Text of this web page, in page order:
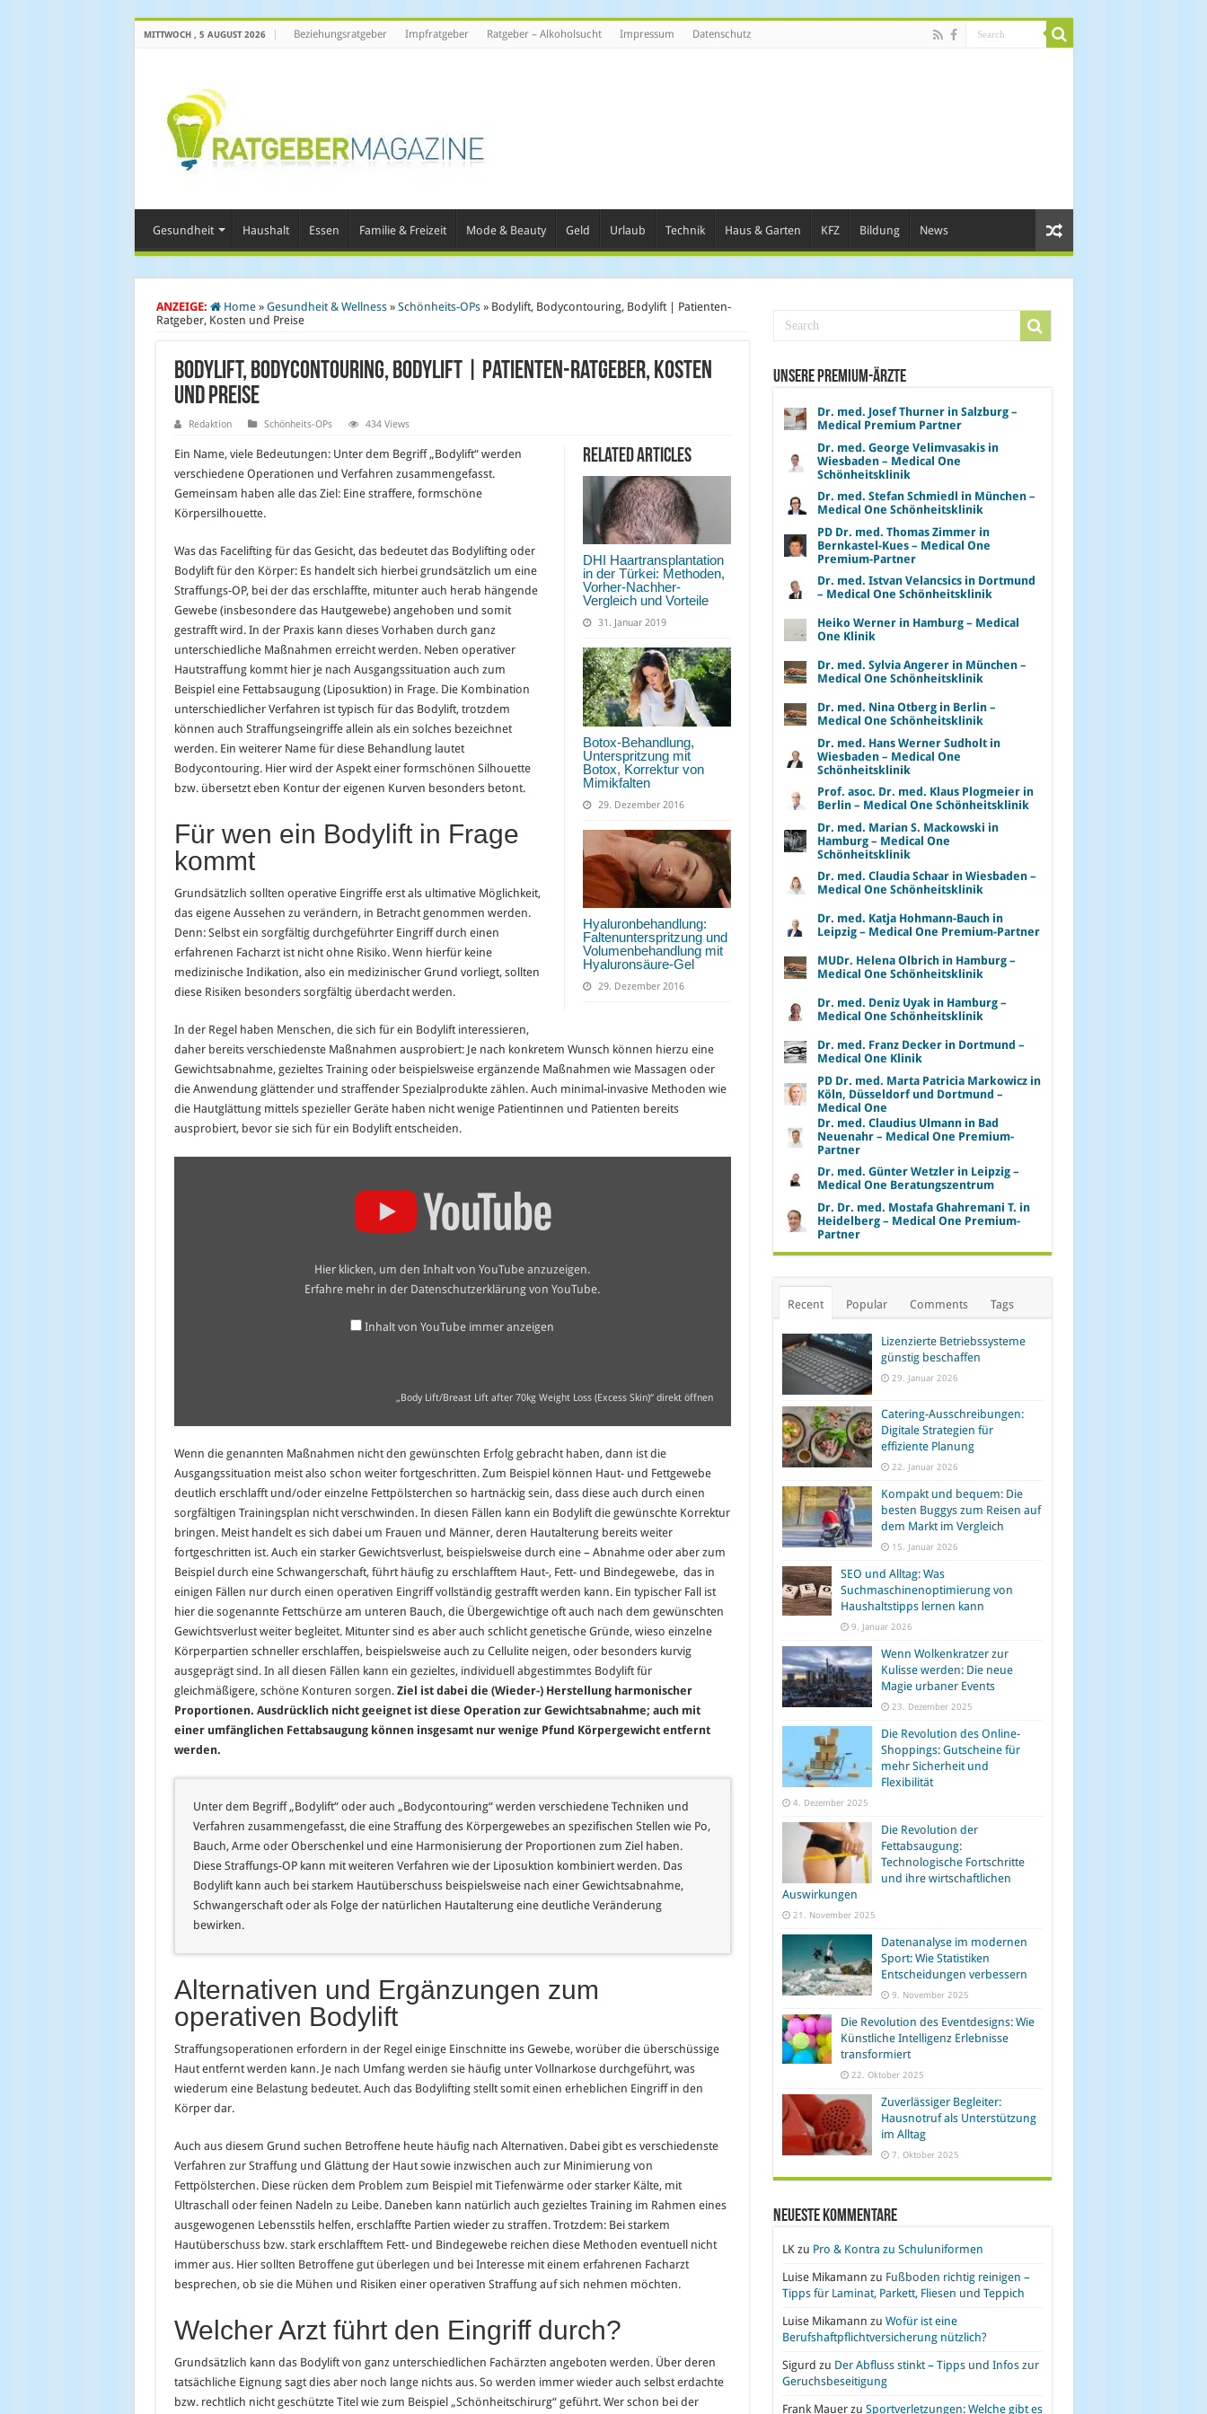
MITTWOCH , 5 AUGUST 2026 Beziehungsratgeber Impfratgeber Ratgeber – Alkoholsucht Impressum Datenschutz
Gesundheit Haushalt Essen Familie & Freizeit Mode & Beauty Geld Urlaub Technik Haus & Garten KFZ Bildung News
ANZEIGE: Home » Gesundheit & Wellness » Schönheits-OPs » Bodylift, Bodycontouring, Bodylift | Patienten-
Ratgeber, Kosten und Preise
Bodylift, Bodycontouring, Bodylift | Patienten-Ratgeber, Kosten
und Preise
Redaktion Schönheits-OPs 434 Views
Related Articles
DHI Haartransplantation
in der Türkei: Methoden,
Vorher-Nachher-
Vergleich und Vorteile
31. Januar 2019
Botox-Behandlung,
Unterspritzung mit
Botox, Korrektur von
Mimikfalten
29. Dezember 2016
Hyaluronbehandlung:
Faltenunterspritzung und
Volumenbehandlung mit
Hyaluronsäure-Gel
29. Dezember 2016
Ein Name, viele Bedeutungen: Unter dem Begriff „Bodylift“ werden
verschiedene Operationen und Verfahren zusammengefasst.
Gemeinsam haben alle das Ziel: Eine straffere, formschöne
Körpersilhouette.
Was das Facelifting für das Gesicht, das bedeutet das Bodylifting oder
Bodylift für den Körper: Es handelt sich hierbei grundsätzlich um eine
Straffungs-OP, bei der das erschlaffte, mitunter auch herab hängende
Gewebe (insbesondere das Hautgewebe) angehoben und somit
gestrafft wird. In der Praxis kann dieses Vorhaben durch ganz
unterschiedliche Maßnahmen erreicht werden. Neben operativer
Hautstraffung kommt hier je nach Ausgangssituation auch zum
Beispiel eine Fettabsaugung (Liposuktion) in Frage. Die Kombination
unterschiedlicher Verfahren ist typisch für das Bodylift, trotzdem
können auch Straffungseingriffe allein als ein solches bezeichnet
werden. Ein weiterer Name für diese Behandlung lautet
Bodycontouring. Hier wird der Aspekt einer formschönen Silhouette
bzw. übersetzt eben Kontur der eigenen Kurven besonders betont.
Für wen ein Bodylift in Frage
kommt
Grundsätzlich sollten operative Eingriffe erst als ultimative Möglichkeit,
das eigene Aussehen zu verändern, in Betracht genommen werden.
Denn: Selbst ein sorgfältig durchgeführter Eingriff durch einen
erfahrenen Facharzt ist nicht ohne Risiko. Wenn hierfür keine
medizinische Indikation, also ein medizinischer Grund vorliegt, sollten
diese Risiken besonders sorgfältig überdacht werden.
In der Regel haben Menschen, die sich für ein Bodylift interessieren,
daher bereits verschiedenste Maßnahmen ausprobiert: Je nach konkretem Wunsch können hierzu eine
Gewichtsabnahme, gezieltes Training oder beispielsweise ergänzende Maßnahmen wie Massagen oder
die Anwendung glättender und straffender Spezialprodukte zählen. Auch minimal-invasive Methoden wie
die Hautglättung mittels spezieller Geräte haben nicht wenige Patientinnen und Patienten bereits
ausprobiert, bevor sie sich für ein Bodylift entscheiden.
Hier klicken, um den Inhalt von YouTube anzuzeigen.
Erfahre mehr in der Datenschutzerklärung von YouTube.
Inhalt von YouTube immer anzeigen
„Body Lift/Breast Lift after 70kg Weight Loss (Excess Skin)“ direkt öffnen
Wenn die genannten Maßnahmen nicht den gewünschten Erfolg gebracht haben, dann ist die
Ausgangssituation meist also schon weiter fortgeschritten. Zum Beispiel können Haut- und Fettgewebe
deutlich erschlafft und/oder einzelne Fettpölsterchen so hartnäckig sein, dass diese auch durch einen
sorgfältigen Trainingsplan nicht verschwinden. In diesen Fällen kann ein Bodylift die gewünschte Korrektur
bringen. Meist handelt es sich dabei um Frauen und Männer, deren Hautalterung bereits weiter
fortgeschritten ist. Auch ein starker Gewichtsverlust, beispielsweise durch eine – Abnahme oder aber zum
Beispiel durch eine Schwangerschaft, führt häufig zu erschlafftem Haut-, Fett- und Bindegewebe, das in
einigen Fällen nur durch einen operativen Eingriff vollständig gestrafft werden kann. Ein typischer Fall ist
hier die sogenannte Fettschürze am unteren Bauch, die Übergewichtige oft auch nach dem gewünschten
Gewichtsverlust weiter begleitet. Mitunter sind es aber auch schlicht genetische Gründe, wieso einzelne
Körperpartien schneller erschlaffen, beispielsweise auch zu Cellulite neigen, oder besonders kurvig
ausgeprägt sind. In all diesen Fällen kann ein gezieltes, individuell abgestimmtes Bodylift für
gleichmäßigere, schöne Konturen sorgen. Ziel ist dabei die (Wieder-) Herstellung harmonischer
Proportionen. Ausdrücklich nicht geeignet ist diese Operation zur Gewichtsabnahme; auch mit
einer umfänglichen Fettabsaugung können insgesamt nur wenige Pfund Körpergewicht entfernt
werden.
Unter dem Begriff „Bodylift“ oder auch „Bodycontouring“ werden verschiedene Techniken und
Verfahren zusammengefasst, die eine Straffung des Körpergewebes an spezifischen Stellen wie Po,
Bauch, Arme oder Oberschenkel und eine Harmonisierung der Proportionen zum Ziel haben.
Diese Straffungs-OP kann mit weiteren Verfahren wie der Liposuktion kombiniert werden. Das
Bodylift kann auch bei starkem Hautüberschuss beispielsweise nach einer Gewichtsabnahme,
Schwangerschaft oder als Folge der natürlichen Hautalterung eine deutliche Veränderung
bewirken.
Alternativen und Ergänzungen zum
operativen Bodylift
Straffungsoperationen erfordern in der Regel einige Einschnitte ins Gewebe, worüber die überschüssige
Haut entfernt werden kann. Je nach Umfang werden sie häufig unter Vollnarkose durchgeführt, was
wiederum eine Belastung bedeutet. Auch das Bodylifting stellt somit einen erheblichen Eingriff in den
Körper dar.
Auch aus diesem Grund suchen Betroffene heute häufig nach Alternativen. Dabei gibt es verschiedenste
Verfahren zur Straffung und Glättung der Haut sowie inzwischen auch zur Minimierung von
Fettpölsterchen. Diese rücken dem Problem zum Beispiel mit Tiefenwärme oder starker Kälte, mit
Ultraschall oder feinen Nadeln zu Leibe. Daneben kann natürlich auch gezieltes Training im Rahmen eines
ausgewogenen Lebensstils helfen, erschlaffte Partien wieder zu straffen. Trotzdem: Bei starkem
Hautüberschuss bzw. stark erschlafftem Fett- und Bindegewebe reichen diese Methoden eventuell nicht
immer aus. Hier sollten Betroffene gut überlegen und bei Interesse mit einem erfahrenen Facharzt
besprechen, ob sie die Mühen und Risiken einer operativen Straffung auf sich nehmen möchten.
Welcher Arzt führt den Eingriff durch?
Grundsätzlich kann das Bodylift von ganz unterschiedlichen Fachärzten angeboten werden. Über deren
tatsächliche Eignung sagt dies aber noch lange nichts aus. So werden immer wieder auch selbst erdachte
bzw. rechtlich nicht geschützte Titel wie zum Beispiel „Schönheitschirurg“ geführt. Wer schon bei der
Unsere Premium-Ärzte
Dr. med. Josef Thurner in Salzburg –
Medical Premium Partner
Dr. med. George Velimvasakis in
Wiesbaden – Medical One
Schönheitsklinik
Dr. med. Stefan Schmiedl in München –
Medical One Schönheitsklinik
PD Dr. med. Thomas Zimmer in
Bernkastel-Kues – Medical One
Premium-Partner
Dr. med. Istvan Velancsics in Dortmund
– Medical One Schönheitsklinik
Heiko Werner in Hamburg – Medical
One Klinik
Dr. med. Sylvia Angerer in München –
Medical One Schönheitsklinik
Dr. med. Nina Otberg in Berlin –
Medical One Schönheitsklinik
Dr. med. Hans Werner Sudholt in
Wiesbaden – Medical One
Schönheitsklinik
Prof. asoc. Dr. med. Klaus Plogmeier in
Berlin – Medical One Schönheitsklinik
Dr. med. Marian S. Mackowski in
Hamburg – Medical One
Schönheitsklinik
Dr. med. Claudia Schaar in Wiesbaden –
Medical One Schönheitsklinik
Dr. med. Katja Hohmann-Bauch in
Leipzig – Medical One Premium-Partner
MUDr. Helena Olbrich in Hamburg –
Medical One Schönheitsklinik
Dr. med. Deniz Uyak in Hamburg –
Medical One Schönheitsklinik
Dr. med. Franz Decker in Dortmund –
Medical One Klinik
PD Dr. med. Marta Patricia Markowicz in
Köln, Düsseldorf und Dortmund –
Medical One
Dr. med. Claudius Ulmann in Bad
Neuenahr – Medical One Premium-
Partner
Dr. med. Günter Wetzler in Leipzig –
Medical One Beratungszentrum
Dr. Dr. med. Mostafa Ghahremani T. in
Heidelberg – Medical One Premium-
Partner
Recent Popular Comments Tags
Lizenzierte Betriebssysteme
günstig beschaffen
29. Januar 2026
Catering-Ausschreibungen:
Digitale Strategien für
effiziente Planung
22. Januar 2026
Kompakt und bequem: Die
besten Buggys zum Reisen auf
dem Markt im Vergleich
15. Januar 2026
SEO und Alltag: Was
Suchmaschinenoptimierung von
Haushaltstipps lernen kann
9. Januar 2026
Wenn Wolkenkratzer zur
Kulisse werden: Die neue
Magie urbaner Events
23. Dezember 2025
Die Revolution des Online-
Shoppings: Gutscheine für
mehr Sicherheit und
Flexibilität
4. Dezember 2025
Die Revolution der
Fettabsaugung:
Technologische Fortschritte
und ihre wirtschaftlichen
Auswirkungen
21. November 2025
Datenanalyse im modernen
Sport: Wie Statistiken
Entscheidungen verbessern
9. November 2025
Die Revolution des Eventdesigns: Wie
Künstliche Intelligenz Erlebnisse
transformiert
22. Oktober 2025
Zuverlässiger Begleiter:
Hausnotruf als Unterstützung
im Alltag
7. Oktober 2025
Neueste Kommentare
LKzu Pro & Kontra zu Schuluniformen
Luise Mikamann zu Fußboden richtig reinigen –
Tipps für Laminat, Parkett, Fliesen und Teppich
Luise Mikamann zu Wofür ist eine
Berufshaftpflichtversicherung nützlich?
Sigurd zu Der Abfluss stinkt – Tipps und Infos zur
Geruchsbeseitigung
Frank Mauerzu Sportverletzungen: Welche gibt es